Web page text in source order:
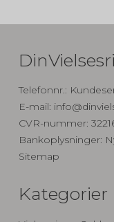
Telefonnr.:
E-mail:
CVR-nummer:
Bankoplysninger:
Sitemap
Kategorier